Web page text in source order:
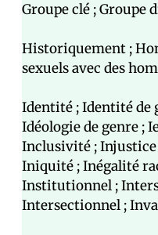
Groupe clé ; Groupe
Historiquement ;
sexuels avec des
Identité ; Identité de
Idéologie de genre ;
Inclusivité ; Injustice
Iniquité ; Inégalité
Institutionnel ;
Intersectionnel ;